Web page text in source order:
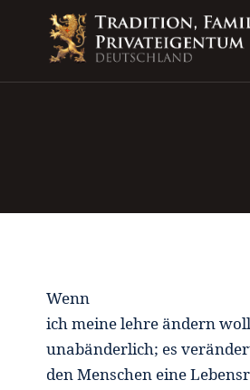
springen
Wenn
ich meine lehre ändern
unabänderlich; es
den Menschen eine